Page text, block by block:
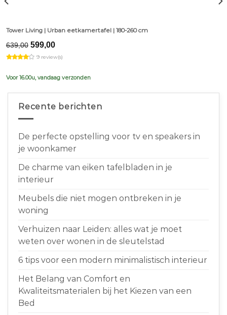
Tower Living | Urban eetkamertafel | 180-260 cm
639,00 Original
price
was:
599,00Current
is:
9 review(s)
Voor 16.00u, vandaag verzonden
Recente berichten
De perfecte opstelling voor tv en speakers in
je woonkamer
De charme van eiken tafelbladen in je
interieur
Meubels die niet mogen ontbreken in je
woning
Verhuizen naar Leiden: alles wat je moet
weten over wonen in de sleutelstad
6 tips voor een modern minimalistisch interieur
Het Belang van Comfort en
Kwaliteitsmaterialen bij het Kiezen van een
Bed